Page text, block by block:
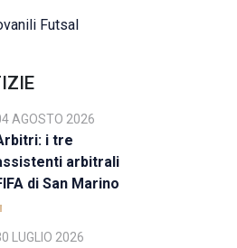
Futsal
AGOSTO 2026
i tre
arbitrali
di San Marino
raduno della CAN
LUGLIO 2026